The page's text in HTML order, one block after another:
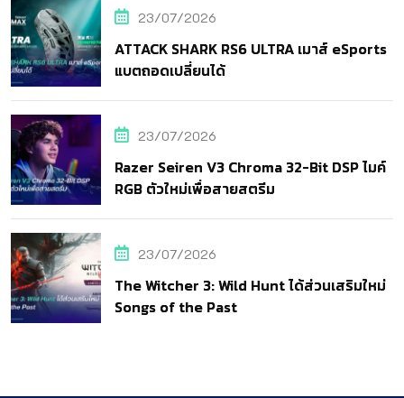
23/07/2026
ATTACK SHARK RS6 ULTRA เมาส์ eSports
แบตถอดเปลี่ยนได้
23/07/2026
Razer Seiren V3 Chroma 32-Bit DSP ไมค์
RGB ตัวใหม่เพื่อสายสตรีม
23/07/2026
The Witcher 3: Wild Hunt ได้ส่วนเสริมใหม่
Songs of the Past